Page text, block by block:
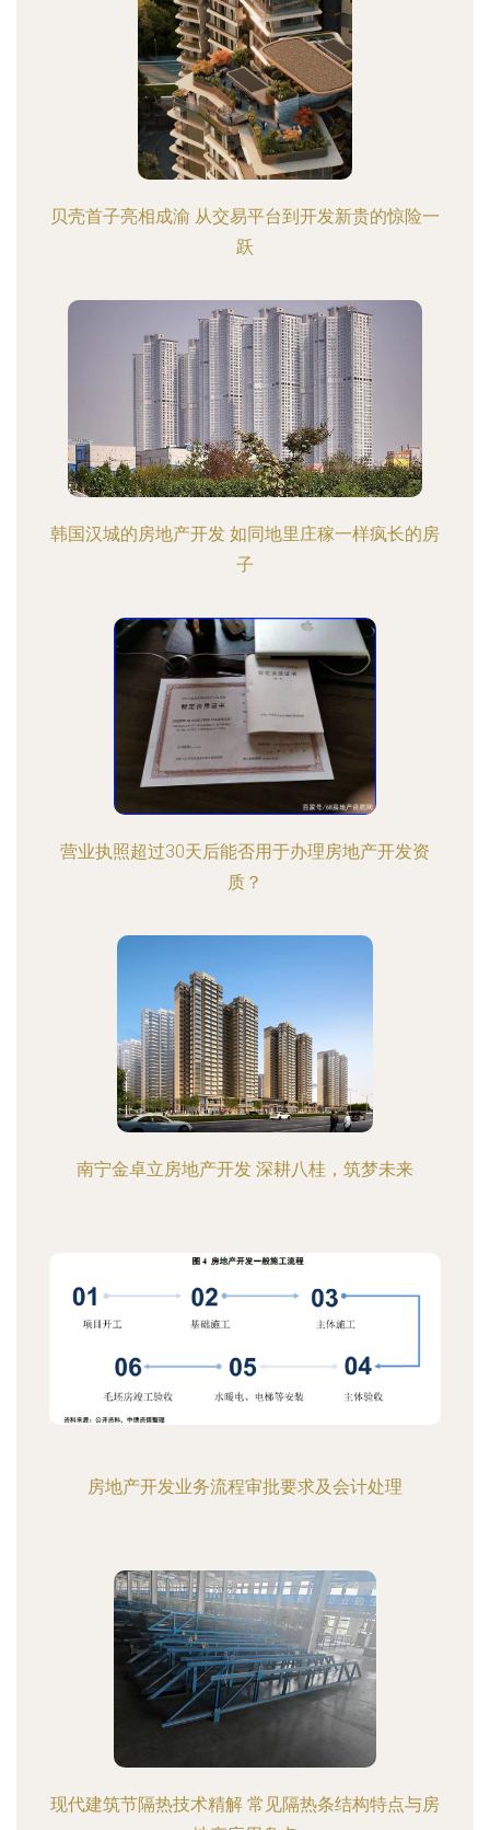
贝壳首子亮相成渝 从交易平台到开发新贵的惊险一
跃
韩国汉城的房地产开发 如同地里庄稼一样疯长的房
子
营业执照超过30天后能否用于办理房地产开发资
质？
南宁金卓立房地产开发 深耕八桂，筑梦未来
房地产开发业务流程审批要求及会计处理
现代建筑节隔热技术精解 常见隔热条结构特点与房